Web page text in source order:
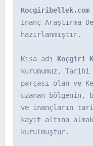
Kocgiribellek.com
İnanç Araştırma
hazırlanmıştır.
Kısa adı Koçgiri
kurumumuz,
parçası olan ve
uzanan bölgenin,
ve inançların
kayıt altına
kurulmuştur.